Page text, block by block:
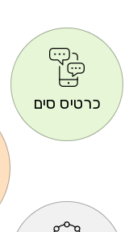
כרטיס סים